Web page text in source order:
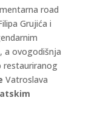
road
Grujića i
a ovogodišnja
restauriranog
Vatroslava